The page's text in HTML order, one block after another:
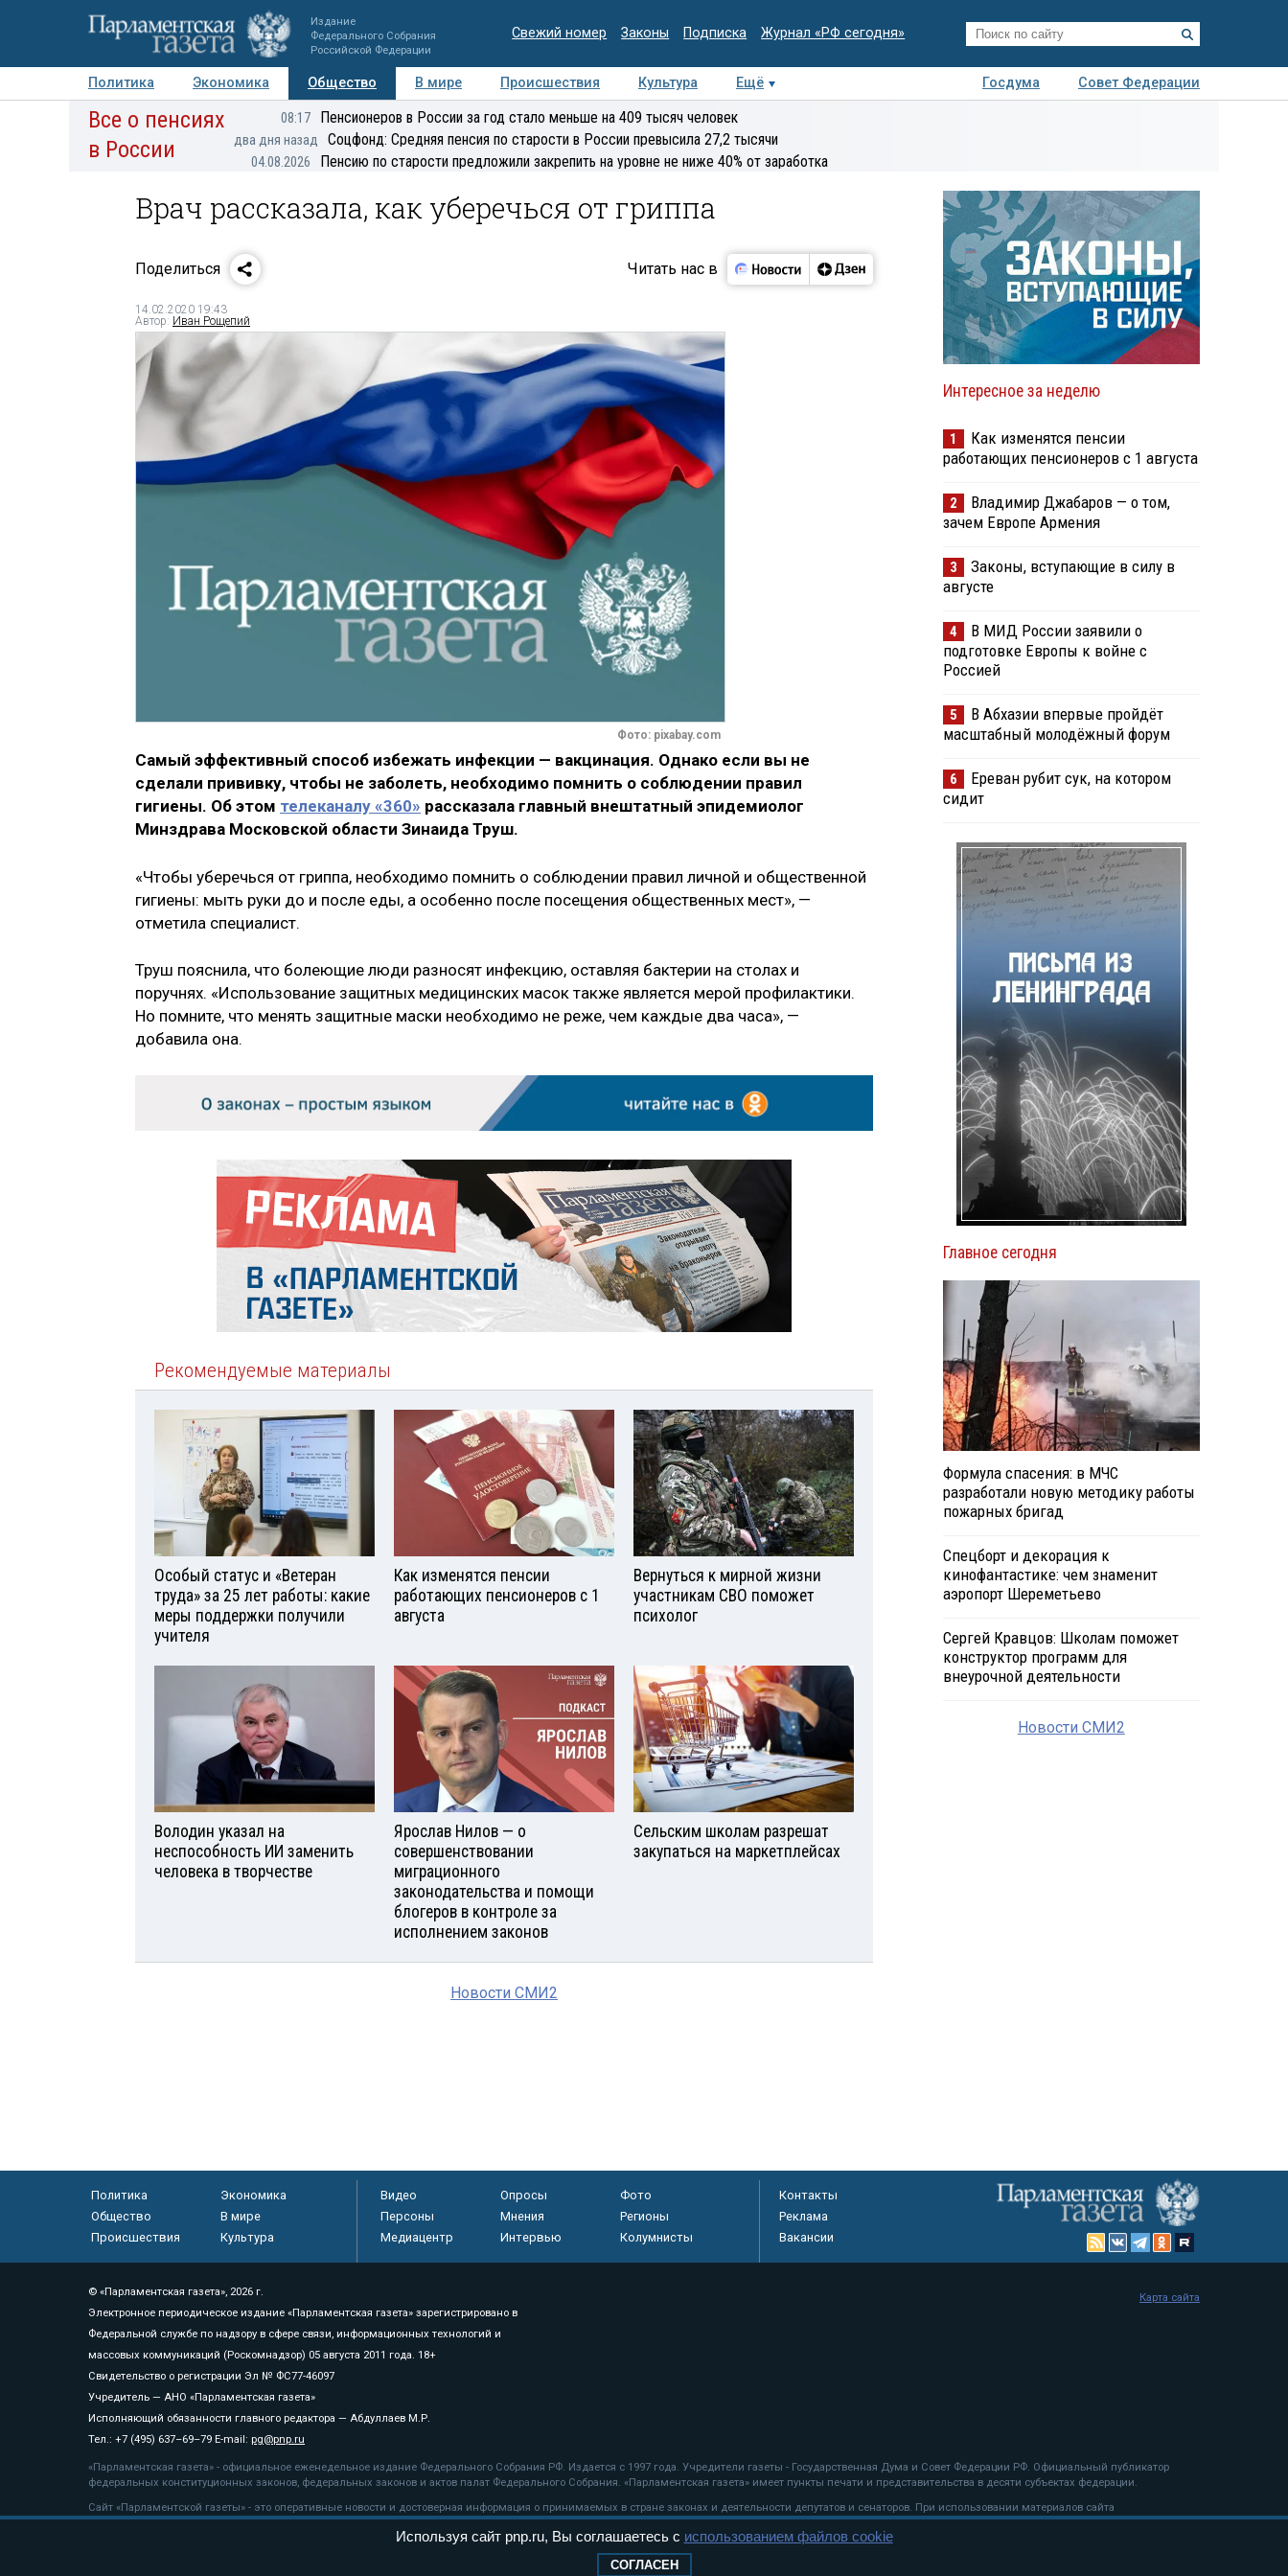
Издание
Федерального Собрания
Российской Федерации
Свежий номер Законы Подписка Журнал «РФ сегодня»
Политика Экономика Общество В мире Происшествия Культура Ещё Госдума
Совет Федерации
Авторы Персоны Мнения Регионы Медиацентр Интервью Колумнисты
Все о пенсиях
в России
08:17 Пенсионеров в России за год стало меньше на 409 тысяч человек
два дня назад Соцфонд: Средняя пенсия по старости в России превысила 27,2 тысячи
04.08.2026 Пенсию по старости предложили закрепить на уровне не ниже 40% от заработка
Врач рассказала, как уберечься от гриппа
Поделиться Читать нас в
14.02.2020 19:43
Автор: Иван Рощепий
Фото: pixabay.com
Самый эффективный способ избежать инфекции — вакцинация. Однако если вы не
сделали прививку, чтобы не заболеть, необходимо помнить о соблюдении правил
гигиены. Об этом телеканалу «360» рассказала главный внештатный эпидемиолог
Минздрава Московской области Зинаида Труш.
«Чтобы уберечься от гриппа, необходимо помнить о соблюдении правил личной и общественной
гигиены: мыть руки до и после еды, а особенно после посещения общественных мест», —
отметила специалист.
Труш пояснила, что болеющие люди разносят инфекцию, оставляя бактерии на столах и
поручнях. «Использование защитных медицинских масок также является мерой профилактики.
Но помните, что менять защитные маски необходимо не реже, чем каждые два часа», —
добавила она.
Рекомендуемые материалы
Особый статус и «Ветеран
труда» за 25 лет работы: какие
меры поддержки получили
учителя
Как изменятся пенсии
работающих пенсионеров с 1
августа
Вернуться к мирной жизни
участникам СВО поможет
психолог
Володин указал на
неспособность ИИ заменить
человека в творчестве
Ярослав Нилов — о
совершенствовании
миграционного
законодательства и помощи
блогеров в контроле за
исполнением законов
Сельским школам разрешат
закупаться на маркетплейсах
Новости СМИ2
Интересное за неделю
1
Как изменятся пенсии
работающих пенсионеров с 1 августа
2
Владимир Джабаров — о том,
зачем Европе Армения
3
Законы, вступающие в силу в
августе
4
В МИД России заявили о
подготовке Европы к войне с
Россией
5
В Абхазии впервые пройдёт
масштабный молодёжный форум
6
Ереван рубит сук, на котором
сидит
Главное сегодня
Формула спасения: в МЧС
разработали новую методику работы
пожарных бригад
Спецборт и декорация к
кинофантастике: чем знаменит
аэропорт Шереметьево
Сергей Кравцов: Школам поможет
конструктор программ для
внеурочной деятельности
Новости СМИ2
Политика
Экономика
Общество
В мире
Происшествия
Культура
Видео Опросы
Фото
Персоны
Мнения
Регионы
Медиацентр
Интервью Колумнисты
Контакты
Реклама
Вакансии
© «Парламентская газета», 2026 г.
Электронное периодическое издание «Парламентская газета» зарегистрировано в
Федеральной службе по надзору в сфере связи, информационных технологий и
массовых коммуникаций (Роскомнадзор) 05 августа 2011 года. 18+
Свидетельство о регистрации Эл № ФС77-46097
Учредитель — АНО «Парламентская газета»
Исполняющий обязанности главного редактора — Абдуллаев М.Р.
Тел.: +7 (495) 637–69–79 E-mail: pg@pnp.ru
«Парламентская газета» - официальное еженедельное издание Федерального Собрания РФ. Издается с 1997 года. Учредители газеты - Государственная Дума и Совет Федерации РФ. Официальный публикатор
федеральных конституционных законов, федеральных законов и актов палат Федерального Собрания. «Парламентская газета» имеет пункты печати и представительства в десяти субъектах федерации.
Сайт «Парламентской газеты» - это оперативные новости и достоверная информация о принимаемых в стране законах и деятельности депутатов и сенаторов. При использовании материалов сайта
«Парламентской газеты» активная ссылка на pnp.ru обязательна.
рекомендательные технологии
Карта сайта
Используя сайт pnp.ru, Вы соглашаетесь с использованием файлов cookie
СОГЛАСЕН